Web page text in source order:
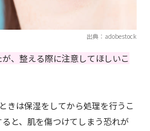
出典：adobestock
、整える際に注意してほしいこ
きは保湿をしてから処理を行うこ
と、肌を傷つけてしまう恐れが